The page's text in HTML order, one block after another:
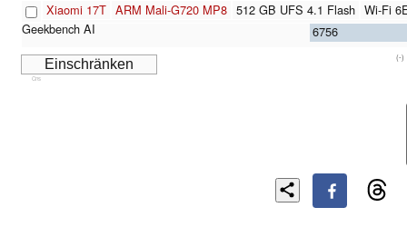
Xiaomi 17T ARM Mali-G720 MP8 512 GB UFS 4.1 Flash Wi-Fi
6756
(-)
Cns